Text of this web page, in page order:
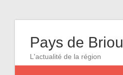
Pays de
L'actualité de la région